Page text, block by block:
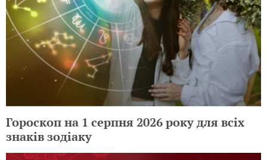
Гороскоп на 1 серпня 2026 року для всіх
знаків зодіаку